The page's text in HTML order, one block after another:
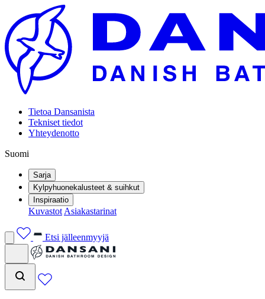
Tietoa Dansanista
Tekniset tiedot
Yhteydenotto
Suomi
Sarja
Kylpyhuonekalusteet & suihkut
Inspiraatio
Kuvastot Asiakastarinat
Etsi jälleenmyyjä